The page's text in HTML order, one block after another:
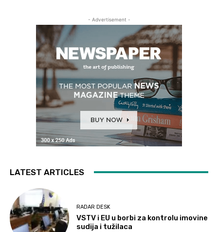
- Advertisement -
LATEST ARTICLES
RADAR DESK
VSTV i EU u borbi za kontrolu imovine
sudija i tužilaca